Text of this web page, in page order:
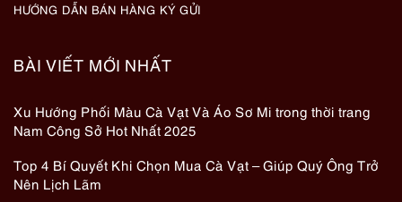
HƯỚNG DẪN BÁN HÀNG KÝ GỬI
BÀI VIẾT MỚI NHẤT
Xu Hướng Phối Màu Cà Vạt Và Áo Sơ Mi trong thời trang
Nam Công Sở Hot Nhất 2025
Top 4 Bí Quyết Khi Chọn Mua Cà Vạt – Giúp Quý Ông Trở
Nên Lịch Lãm